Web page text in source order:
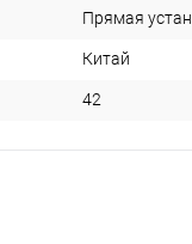
Прямая
Китай
42